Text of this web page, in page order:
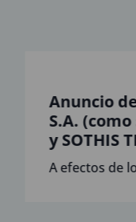
Anuncio
S.A.
y SOTHIS
A efectos de